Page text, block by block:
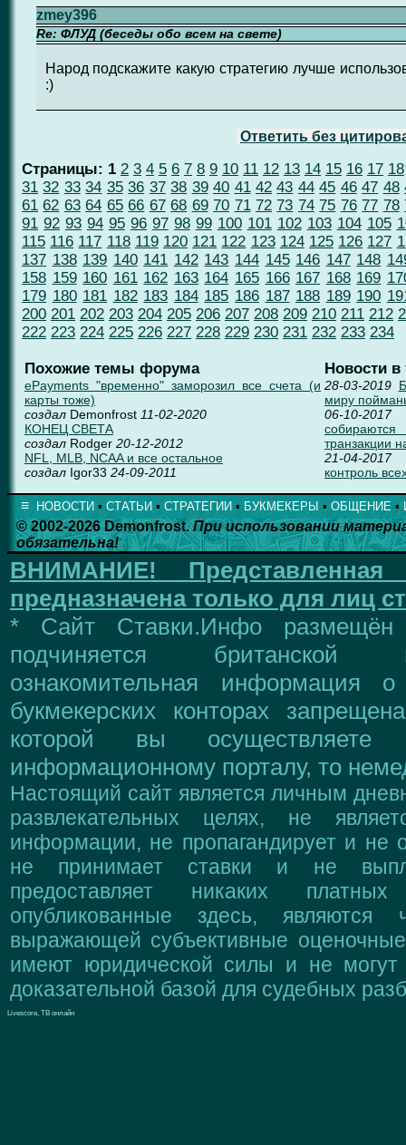
zmey396
Re: ФЛУД (беседы обо всем на свете)
Народ подскажите какую стратегию лучше
:)
Ответить без
Страницы: 1 2 3 4 5 6 7 8 9 10 11 12 13 14 15 16 17 18
31 32 33 34 35 36 37 38 39 40 41 42 43 44 45 46 47 48
61 62 63 64 65 66 67 68 69 70 71 72 73 74 75 76 77 78
91 92 93 94 95 96 97 98 99 100 101 102 103 104 105
115 116 117 118 119 120 121 122 123 124 125 126 127
137 138 139 140 141 142 143 144 145 146 147 148
158 159 160 161 162 163 164 165 166 167 168 169
179 180 181 182 183 184 185 186 187 188 189 190
200 201 202 203 204 205 206 207 208 209 210 211 212
222 223 224 225 226 227 228 229 230 231 232 233 234
Похожие темы форума
ePayments "временно" заморозил все счета (и
карты тоже)
создал Demonfrost 11-02-2020
КОНЕЦ СВЕТА
создал Rodger 20-12-2012
NFL, MLB, NCAA и все остальное
создал Igor33 24-09-2011
Новости в
28-03-2019
миру
06-10-2017
транзакции
21-04-2017
контроль
≡ НОВОСТИ ▪ СТАТЬИ ▪ СТРАТЕГИИ ▪ БУКМЕКЕРЫ ▪ ОБЩЕНИЕ ▪
© 2002-2026 Demonfrost.При использовании
обязательна!
ВНИМАНИЕ!
предназначена только для лиц
* Сайт Ставки.Инфо размещён
подчиняется британской
ознакомительная информация
букмекерских конторах
которой вы
информационному порталу, то
Настоящий сайт является личным
развлекательных целях, не
информации, не пропагандирует и не
не принимает ставки и не
предоставляет никаких
опубликованные здесь, являются
выражающей субъективные
имеют юридической силы и не могут
доказательной базой для судебных
Livescore, ТВ онлайн